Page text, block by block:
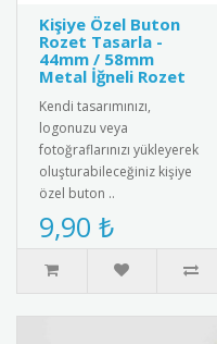
Kişiye Özel Buton
Rozet Tasarla -
44mm / 58mm
Metal İğneli Rozet
Kendi tasarımınızı,
logonuzu veya
fotoğraflarınızı yükleyerek
oluşturabileceğiniz kişiye
özel buton ..
9,90 ₺